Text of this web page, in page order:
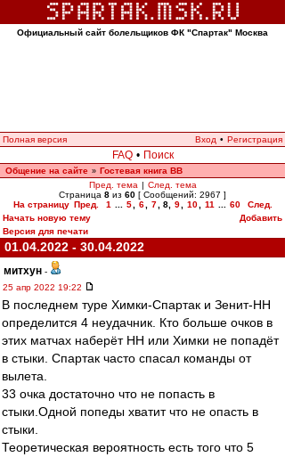
Официальный сайт болельщиков ФК "Спартак" Москва
Полная версия Вход • Регистрация
FAQ • Поиск
Общение на сайте » Гостевая книга ВВ
Пред. тема | След. тема
Страница 8 из 60 [ Сообщений: 2967 ]
На страницу Пред. 1 5 6 7 8, 9 10 11 60
След.
Начать новую тему
Добавить
Версия для печати
01.04.2022 - 30.04.2022
митхун -
25 апр 2022 19:22
В последнем туре Химки-Спартак и Зенит-НН
определится 4 неудачник. Кто больше очков в
этих матчах наберёт НН или Химки не попадёт
в стыки. Спартак часто спасал команды от
вылета.
33 очка достаточно что не попасть в
стыки.Одной попеды хватит что не опасть в
стыки.
Теоретическая вероятность есть того что 5